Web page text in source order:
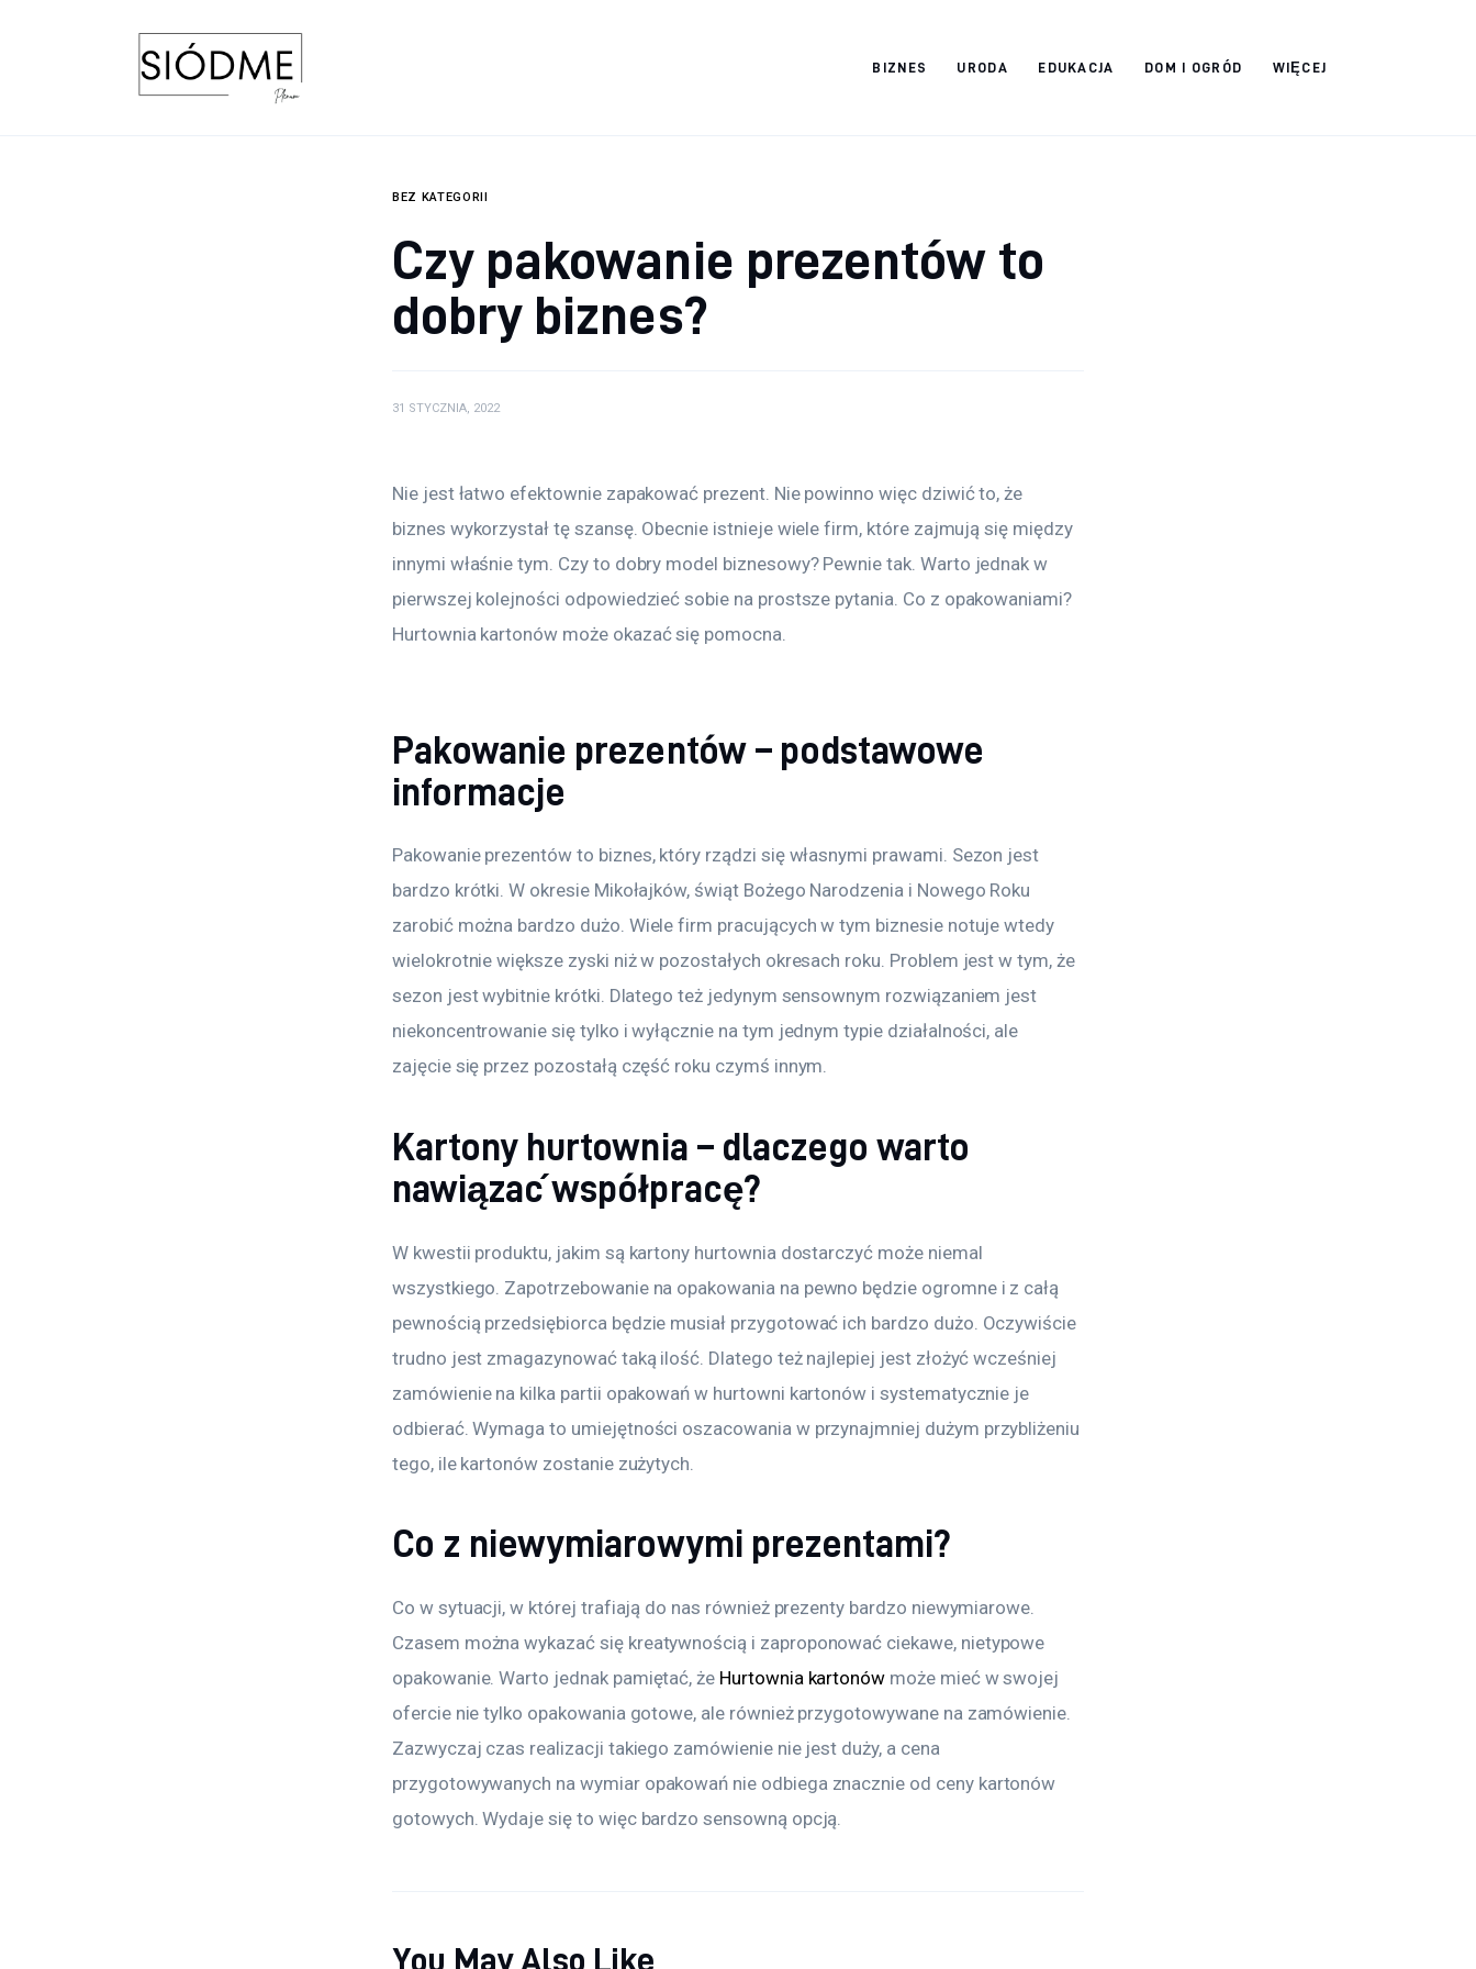
BIZNES URODA EDUKACJA DOM I OGRÓD WIĘCEJ
BEZ KATEGORII
Czy pakowanie prezentów to
dobry biznes?
31 STYCZNIA, 2022
Nie jest łatwo efektownie zapakować prezent. Nie powinno więc dziwić to, że
biznes wykorzystał tę szansę. Obecnie istnieje wiele firm, które zajmują się między
innymi właśnie tym. Czy to dobry model biznesowy? Pewnie tak. Warto jednak w
pierwszej kolejności odpowiedzieć sobie na prostsze pytania. Co z opakowaniami?
Hurtownia kartonów może okazać się pomocna.
Pakowanie prezentów – podstawowe
informacje
Pakowanie prezentów to biznes, który rządzi się własnymi prawami. Sezon jest
bardzo krótki. W okresie Mikołajków, świąt Bożego Narodzenia i Nowego Roku
zarobić można bardzo dużo. Wiele firm pracujących w tym biznesie notuje wtedy
wielokrotnie większe zyski niż w pozostałych okresach roku. Problem jest w tym, że
sezon jest wybitnie krótki. Dlatego też jedynym sensownym rozwiązaniem jest
niekoncentrowanie się tylko i wyłącznie na tym jednym typie działalności, ale
zajęcie się przez pozostałą część roku czymś innym.
Kartony hurtownia – dlaczego warto
nawiązać współpracę?
W kwestii produktu, jakim są kartony hurtownia dostarczyć może niemal
wszystkiego. Zapotrzebowanie na opakowania na pewno będzie ogromne i z całą
pewnością przedsiębiorca będzie musiał przygotować ich bardzo dużo. Oczywiście
trudno jest zmagazynować taką ilość. Dlatego też najlepiej jest złożyć wcześniej
zamówienie na kilka partii opakowań w hurtowni kartonów i systematycznie je
odbierać. Wymaga to umiejętności oszacowania w przynajmniej dużym przybliżeniu
tego, ile kartonów zostanie zużytych.
Co z niewymiarowymi prezentami?
Co w sytuacji, w której trafiają do nas również prezenty bardzo niewymiarowe.
Czasem można wykazać się kreatywnością i zaproponować ciekawe, nietypowe
opakowanie. Warto jednak pamiętać, że Hurtownia kartonów może mieć w swojej
ofercie nie tylko opakowania gotowe, ale również przygotowywane na zamówienie.
Zazwyczaj czas realizacji takiego zamówienie nie jest duży, a cena
przygotowywanych na wymiar opakowań nie odbiega znacznie od ceny kartonów
gotowych. Wydaje się to więc bardzo sensowną opcją.
You May Also Like